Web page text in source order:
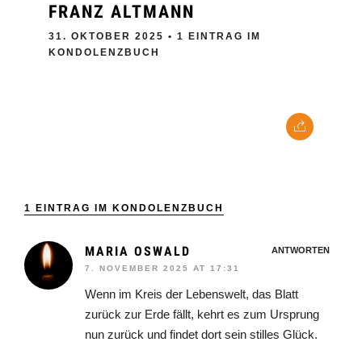
FRANZ ALTMANN
31. OKTOBER 2025 • 1 EINTRAG IM
KONDOLENZBUCH
1 EINTRAG IM KONDOLENZBUCH
MARIA OSWALD
7. NOVEMBER 2025 AT 17:31
ANTWORTEN
Wenn im Kreis der Lebenswelt, das Blatt
zurück zur Erde fällt, kehrt es zum Ursprung
nun zurück und findet dort sein stilles Glück.